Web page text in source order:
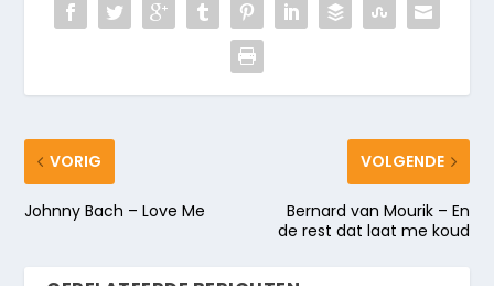
VORIG
Johnny Bach – Love Me
VOLGENDE
Bernard van Mourik – En
de rest dat laat me koud